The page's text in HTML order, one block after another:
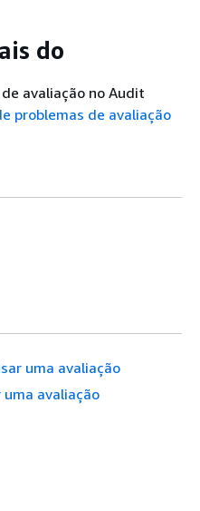
do
avaliação no Audit
problemas de avaliação
uma avaliação
uma avaliação